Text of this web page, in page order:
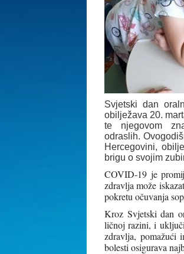
Svjetski dan
obilježava 20.
te njegovom
odraslih.
Hercegovini,
brigu o svojim
COVID-19 je
zdravlja može
pokretu očuvanja
Kroz Svjetski dan
ličnoj razini, i
zdravlja, pomažući
bolesti osigurava